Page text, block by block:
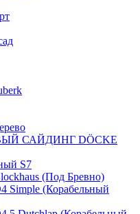
САЙДИНГ DÖCKE
S7
(Под Бревно)
Simple (Корабельный